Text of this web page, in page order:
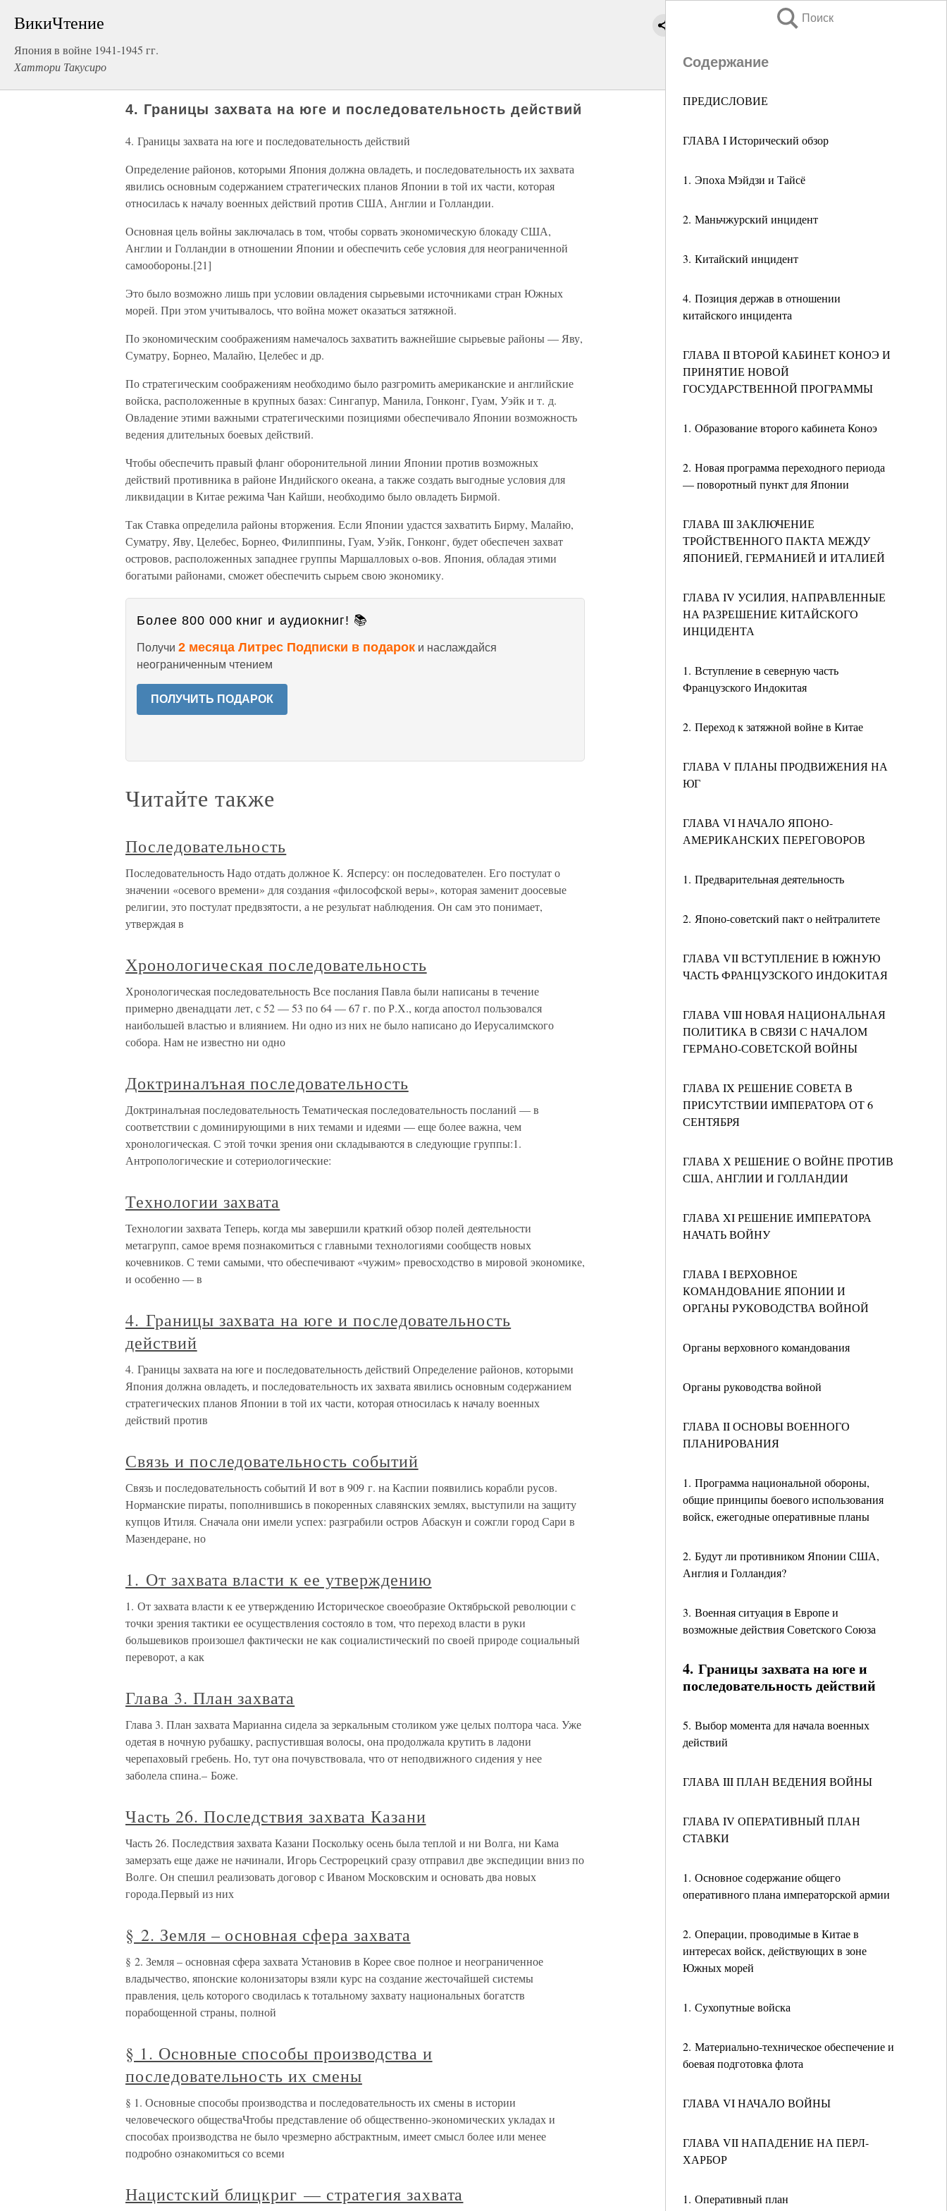
ВикиЧтение
Япония в войне 1941-1945 гг.
Хаттори Такусиро
Поиск
Содержание
ПРЕДИСЛОВИЕ
ГЛАВА I Исторический обзор
1. Эпоха Мэйдзи и Тайсё
2. Маньчжурский инцидент
3. Китайский инцидент
4. Позиция держав в отношении
китайского инцидента
ГЛАВА II ВТОРОЙ КАБИНЕТ КОНОЭ И
ПРИНЯТИЕ НОВОЙ
ГОСУДАРСТВЕННОЙ ПРОГРАММЫ
1. Образование второго кабинета Коноэ
2. Новая программа переходного периода
— поворотный пункт для Японии
ГЛАВА III ЗАКЛЮЧЕНИЕ
ТРОЙСТВЕННОГО ПАКТА МЕЖДУ
ЯПОНИЕЙ, ГЕРМАНИЕЙ И ИТАЛИЕЙ
ГЛАВА IV УСИЛИЯ, НАПРАВЛЕННЫЕ
НА РАЗРЕШЕНИЕ КИТАЙСКОГО
ИНЦИДЕНТА
1. Вступление в северную часть
Французского Индокитая
2. Переход к затяжной войне в Китае
ГЛАВА V ПЛАНЫ ПРОДВИЖЕНИЯ НА
ЮГ
ГЛАВА VI НАЧАЛО ЯПОНО-
АМЕРИКАНСКИХ ПЕРЕГОВОРОВ
1. Предварительная деятельность
2. Японо-советский пакт о нейтралитете
ГЛАВА VII ВСТУПЛЕНИЕ В ЮЖНУЮ
ЧАСТЬ ФРАНЦУЗСКОГО ИНДОКИТАЯ
ГЛАВА VIII НОВАЯ НАЦИОНАЛЬНАЯ
ПОЛИТИКА В СВЯЗИ С НАЧАЛОМ
ГЕРМАНО-СОВЕТСКОЙ ВОЙНЫ
ГЛАВА IX РЕШЕНИЕ СОВЕТА В
ПРИСУТСТВИИ ИМПЕРАТОРА ОТ 6
СЕНТЯБРЯ
ГЛАВА Х РЕШЕНИЕ О ВОЙНЕ ПРОТИВ
США, АНГЛИИ И ГОЛЛАНДИИ
ГЛАВА XI РЕШЕНИЕ ИМПЕРАТОРА
НАЧАТЬ ВОЙНУ
ГЛАВА I ВЕРХОВНОЕ
КОМАНДОВАНИЕ ЯПОНИИ И
ОРГАНЫ РУКОВОДСТВА ВОЙНОЙ
Органы верховного командования
Органы руководства войной
ГЛАВА II ОСНОВЫ ВОЕННОГО
ПЛАНИРОВАНИЯ
1. Программа национальной обороны,
общие принципы боевого использования
войск, ежегодные оперативные планы
2. Будут ли противником Японии США,
Англия и Голландия?
3. Военная ситуация в Европе и
возможные действия Советского Союза
4. Границы захвата на юге и
последовательность действий
5. Выбор момента для начала военных
действий
ГЛАВА III ПЛАН ВЕДЕНИЯ ВОЙНЫ
ГЛАВА IV ОПЕРАТИВНЫЙ ПЛАН
СТАВКИ
1. Основное содержание общего
оперативного плана императорской армии
2. Операции, проводимые в Китае в
интересах войск, действующих в зоне
Южных морей
1. Сухопутные войска
2. Материально-техническое обеспечение и
боевая подготовка флота
ГЛАВА VI НАЧАЛО ВОЙНЫ
ГЛАВА VII НАПАДЕНИЕ НА ПЕРЛ-
ХАРБОР
1. Оперативный план
4. Границы захвата на юге и последовательность действий
4. Границы захвата на юге и последовательность действий
Определение районов, которыми Япония должна овладеть, и последовательность их захвата
явились основным содержанием стратегических планов Японии в той их части, которая
относилась к началу военных действий против США, Англии и Голландии.
Основная цель войны заключалась в том, чтобы сорвать экономическую блокаду США,
Англии и Голландии в отношении Японии и обеспечить себе условия для неограниченной
самообороны.[21]
Это было возможно лишь при условии овладения сырьевыми источниками стран Южных
морей. При этом учитывалось, что война может оказаться затяжной.
По экономическим соображениям намечалось захватить важнейшие сырьевые районы — Яву,
Суматру, Борнео, Малайю, Целебес и др.
По стратегическим соображениям необходимо было разгромить американские и английские
войска, расположенные в крупных базах: Сингапур, Манила, Гонконг, Гуам, Уэйк и т. д.
Овладение этими важными стратегическими позициями обеспечивало Японии возможность
ведения длительных боевых действий.
Чтобы обеспечить правый фланг оборонительной линии Японии против возможных
действий противника в районе Индийского океана, а также создать выгодные условия для
ликвидации в Китае режима Чан Кайши, необходимо было овладеть Бирмой.
Так Ставка определила районы вторжения. Если Японии удастся захватить Бирму, Малайю,
Суматру, Яву, Целебес, Борнео, Филиппины, Гуам, Уэйк, Гонконг, будет обеспечен захват
островов, расположенных западнее группы Маршалловых о-вов. Япония, обладая этими
богатыми районами, сможет обеспечить сырьем свою экономику.
Более 800 000 книг и аудиокниг! 📚
Получи 2 месяца Литрес Подписки в подарок и наслаждайся
неограниченным чтением
ПОЛУЧИТЬ ПОДАРОК
Читайте также
Последовательность
Последовательность Надо отдать должное К. Ясперсу: он последователен. Его постулат о
значении «осевого времени» для создания «философской веры», которая заменит доосевые
религии, это постулат предвзятости, а не результат наблюдения. Он сам это понимает,
утверждая в
Хронологическая последовательность
Хронологическая последовательность Все послания Павла были написаны в течение
примерно двенадцати лет, с 52 — 53 по 64 — 67 г. по Р.Х., когда апостол пользовался
наибольшей властью и влиянием. Ни одно из них не было написано до Иерусалимского
собора. Нам не известно ни одно
Доктриналъная последовательность
Доктриналъная последовательность Тематическая последовательность посланий — в
соответствии с доминирующими в них темами и идеями — еще более важна, чем
хронологическая. С этой точки зрения они складываются в следующие группы:1.
Антропологические и сотериологические:
Технологии захвата
Технологии захвата Теперь, когда мы завершили краткий обзор полей деятельности
метагрупп, самое время познакомиться с главными технологиями сообществ новых
кочевников. С теми самыми, что обеспечивают «чужим» превосходство в мировой экономике,
и особенно — в
4. Границы захвата на юге и последовательность
действий
4. Границы захвата на юге и последовательность действий Определение районов, которыми
Япония должна овладеть, и последовательность их захвата явились основным содержанием
стратегических планов Японии в той их части, которая относилась к началу военных
действий против
Связь и последовательность событий
Связь и последовательность событий И вот в 909 г. на Каспии появились корабли русов.
Норманские пираты, пополнившись в покоренных славянских землях, выступили на защиту
купцов Итиля. Сначала они имели успех: разграбили остров Абаскун и сожгли город Сари в
Мазендеране, но
1. От захвата власти к ее утверждению
1. От захвата власти к ее утверждению Историческое своеобразие Октябрьской революции с
точки зрения тактики ее осуществления состояло в том, что переход власти в руки
большевиков произошел фактически не как социалистический по своей природе социальный
переворот, а как
Глава 3. План захвата
Глава 3. План захвата Марианна сидела за зеркальным столиком уже целых полтора часа. Уже
одетая в ночную рубашку, распустившая волосы, она продолжала крутить в ладони
черепаховый гребень. Но, тут она почувствовала, что от неподвижного сидения у нее
заболела спина.– Боже.
Часть 26. Последствия захвата Казани
Часть 26. Последствия захвата Казани Поскольку осень была теплой и ни Волга, ни Кама
замерзать еще даже не начинали, Игорь Сестрорецкий сразу отправил две экспедиции вниз по
Волге. Он спешил реализовать договор с Иваном Московским и основать два новых
города.Первый из них
§ 2. Земля – основная сфера захвата
§ 2. Земля – основная сфера захвата Установив в Корее свое полное и неограниченное
владычество, японские колонизаторы взяли курс на создание жесточайшей системы
правления, цель которого сводилась к тотальному захвату национальных богатств
порабощенной страны, полной
§ 1. Основные способы производства и
последовательность их смены
§ 1. Основные способы производства и последовательность их смены в истории
человеческого обществаЧтобы представление об общественно-экономических укладах и
способах производства не было чрезмерно абстрактным, имеет смысл более или менее
подробно ознакомиться со всеми
Нацистский блицкриг — стратегия захвата